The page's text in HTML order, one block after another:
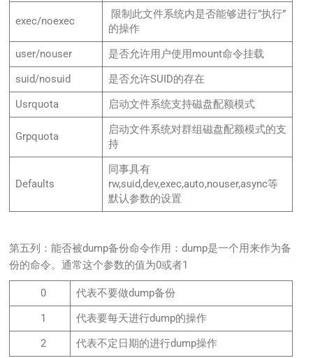
exec/noexec
限制此文件系统内是否能够进行”执行”
的操作
user/nouser
是否允许用户使用mount命令挂载
suid/nosuid
是否允许SUID的存在
Usrquota
启动文件系统支持磁盘配额模式
Grpquota
启动文件系统对群组磁盘配额模式的支
持
Defaults
同事具有
rw,suid,dev,exec,auto,nouser,async等
默认参数的设置
第五列：能否被dump备份命令作用：dump是一个用来作为备
份的命令。通常这个参数的值为0或者1
0
代表不要做dump备份
1
代表要每天进行dump的操作
2
代表不定日期的进行dump操作